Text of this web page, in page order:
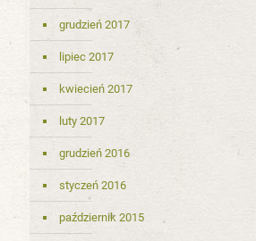
grudzień 2017
lipiec 2017
kwiecień 2017
luty 2017
grudzień 2016
styczeń 2016
październik 2015